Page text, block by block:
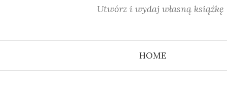
Utwórz i wydaj własną książkę
HOME